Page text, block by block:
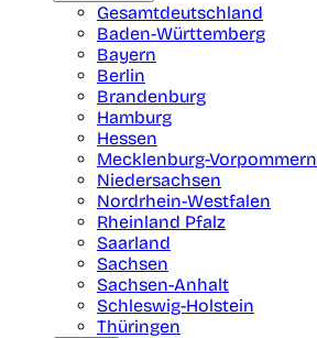
Gesamtdeutschland
Baden-Württemberg
Bayern
Berlin
Brandenburg
Hamburg
Hessen
Mecklenburg-Vorpommern
Niedersachsen
Nordrhein-Westfalen
Rheinland Pfalz
Saarland
Sachsen
Sachsen-Anhalt
Schleswig-Holstein
Thüringen